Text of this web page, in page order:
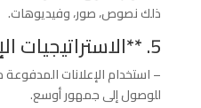
ذلك نصوص، صور، وفيديوهات.
5. **الاستراتيجيات الإعلانية**
– استخدام الإعلانات
للوصول إلى جمهور أوسع.